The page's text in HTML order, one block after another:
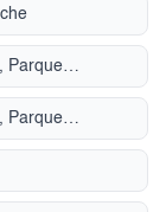
Rua Comendadorua Varam Keutenedjian, Parque Peruche
Rua Comendadorua Varam Keutenedjian, Parque Peruche